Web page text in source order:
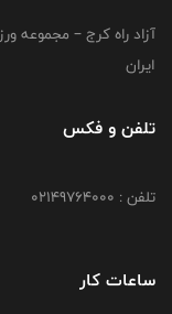
آزاد راه کرج – مجموعه
ایران
تلفن و فکس
تلفن : 02149764000
ساعات کار